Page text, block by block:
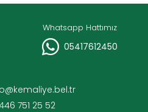
Whatsapp Hattımız
05417612450
751 25 52